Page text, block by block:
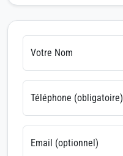
Votre Nom
Téléphone (obligatoire)
Email (optionnel)